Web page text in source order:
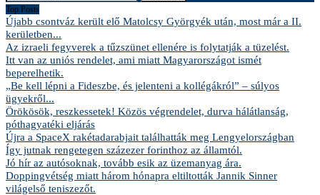
Top Posts
Újabb csontváz került elő Matolcsy Györgyék után, most már a II.
kerületben...
Az izraeli fegyverek a tűzszünet ellenére is folytatják a tüzelést.
Itt van az uniós rendelet, ami miatt Magyarországot ismét
beperelhetik.
„Be kell lépni a Fideszbe, és jelenteni a kollégákról” – súlyos
ügyekről...
Örökösök, reszkessetek! Közös végrendelet, durva hálátlanság,
póthagyatéki eljárás
Újra a SpaceX rakétadarabjait találhatták meg Lengyelországban
Így jutnak rengetegen százezer forinthoz az államtól.
Jó hír az autósoknak, tovább esik az üzemanyag ára.
Doppingvétség miatt három hónapra eltiltották Jannik Sinner
világelső teniszezőt.